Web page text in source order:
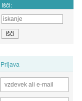
Išči:
Prijava